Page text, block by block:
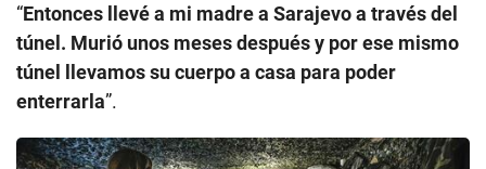
“Entonces llevé a mi madre a Sarajevo a través del
túnel. Murió unos meses después y por ese mismo
túnel llevamos su cuerpo a casa para poder
enterrarla”.